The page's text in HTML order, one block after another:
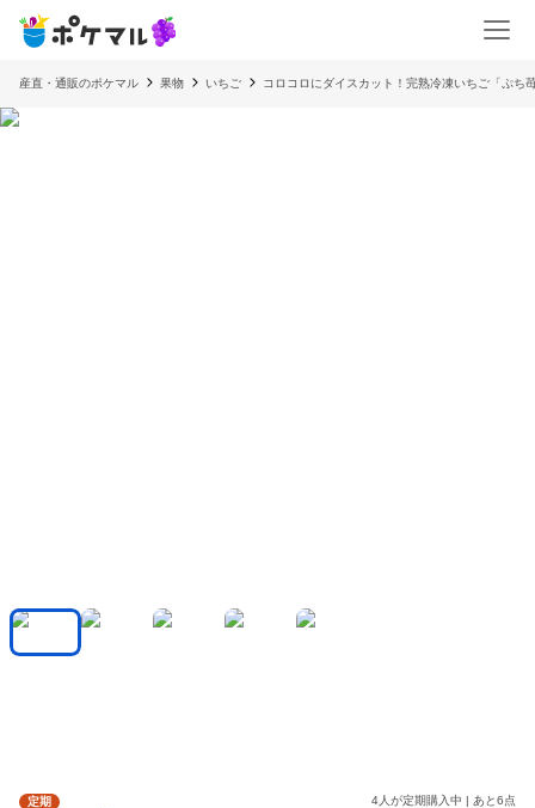
産直・通販のポケマル 果物 いちご コロコロにダイスカット！完熟冷凍いちご「ぷち
定期 4人が定期購入中 | あと6点